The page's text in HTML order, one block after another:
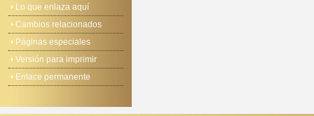
Lo que enlaza aquí
Cambios relacionados
Páginas especiales
Versión para imprimir
Enlace permanente